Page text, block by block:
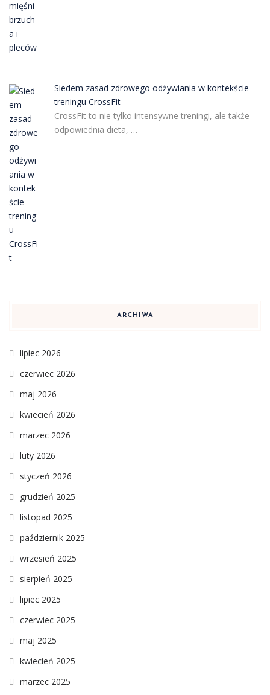
Siedem zasad zdrowego odżywiania w kontekście
treningu CrossFit
CrossFit to nie tylko intensywne treningi, ale także
odpowiednia dieta, …
ARCHIWA
lipiec 2026
czerwiec 2026
maj 2026
kwiecień 2026
marzec 2026
luty 2026
styczeń 2026
grudzień 2025
listopad 2025
październik 2025
wrzesień 2025
sierpień 2025
lipiec 2025
czerwiec 2025
maj 2025
kwiecień 2025
marzec 2025